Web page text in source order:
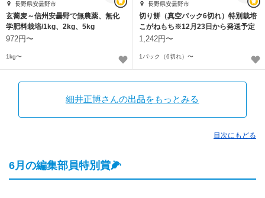
長野県安曇野市
玄蕎麦～信州安曇野で無農薬、無化
学肥料栽培/1kg、2kg、5kg
972円〜
1kg〜
長野県安曇野市
切り餅（真空パック6切れ）特別栽培
こがねもち※12月23日から発送予定
1,242円〜
1パック（6切れ）〜
細井正博さんの出品をもっとみる
目次にもどる
6月の編集部員特別賞🌽